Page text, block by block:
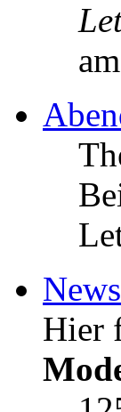
News
Hier